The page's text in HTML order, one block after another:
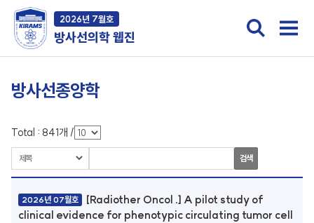
2026년 7월호
방사선의학 웹진
방사선종양학
Total : 841개 /
검색
2026년 07월호
[Radiother Oncol .] A pilot study of
clinical evidence for phenotypic circulating tumor cell